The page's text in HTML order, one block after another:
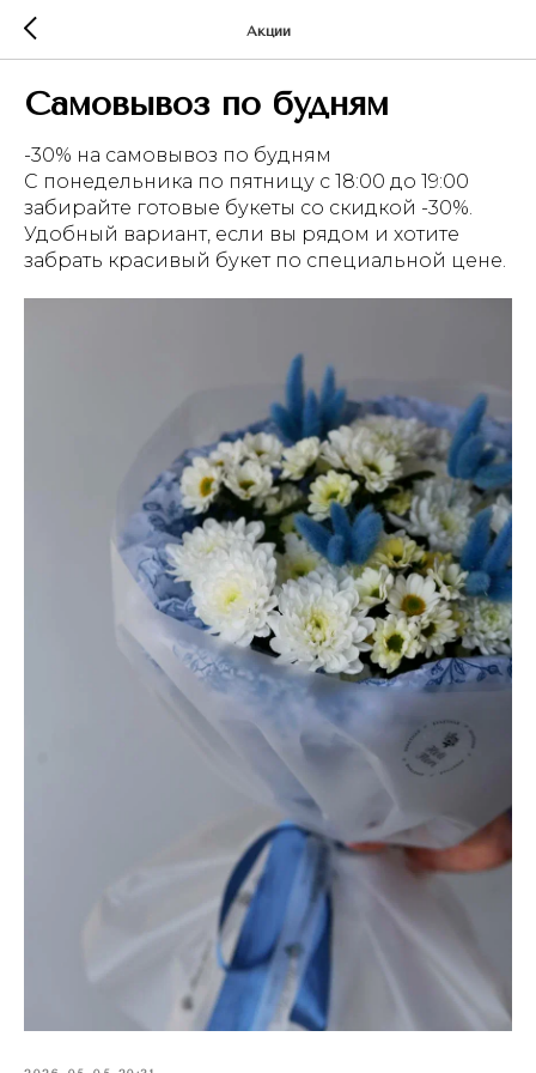
Акции
Самовывоз по будням
-30% на самовывоз по будням
С понедельника по пятницу с 18:00 до 19:00
забирайте готовые букеты со скидкой -30%.
Удобный вариант, если вы рядом и хотите
забрать красивый букет по специальной цене.